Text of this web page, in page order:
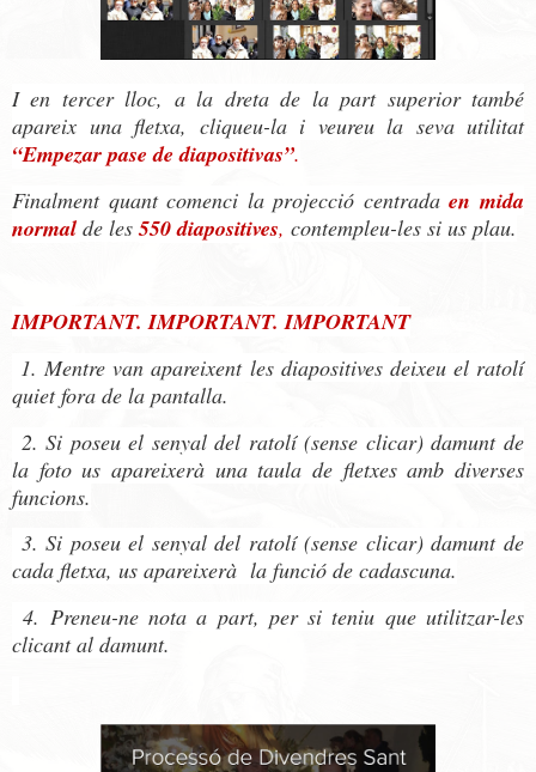
I en tercer lloc, a la dreta de la part superior també
apareix una fletxa, cliqueu-la i veureu la seva utilitat
“Empezar pase de diapositivas”.
Finalment quant comenci la projecció centradaen mida
normal de les550 diapositives, contempleu-les si us plau.
IMPORTANT. IMPORTANT. IMPORTANT
1. Mentre van apareixent les diapositives deixeu el ratolí
quiet fora de la pantalla.
2. Si poseu el senyal del ratolí (sense clicar) damunt de
la foto us apareixerà una taula de fletxes amb diverses
funcions.
3. Si poseu el senyal del ratolí (sense clicar) damunt de
cada fletxa, us apareixerà la funció de cadascuna.
4. Preneu-ne nota a part, per si teniu que utilitzar-les
clicant al damunt.